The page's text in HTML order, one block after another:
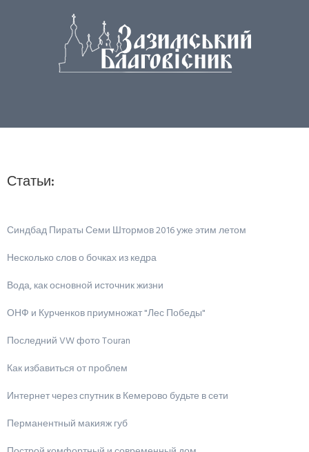
Статьи:
Синдбад Пираты Семи Штормов 2016 уже этим летом
Несколько слов о бочках из кедра
Вода, как основной источник жизни
ОНФ и Курченков приумножат "Лес Победы"
Последний VW фото Touran
Как избавиться от проблем
Интернет через спутник в Кемерово будьте в сети
Перманентный макияж губ